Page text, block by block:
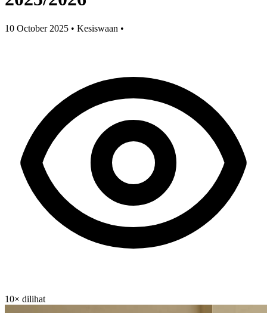
10 October 2025 • Kesiswaan •
10× dilihat